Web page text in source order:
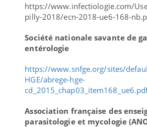
https://www.infectiologie.com/
pilly-2018/ecn-2018-ue6-168-
Société nationale savante de
entérologie
https://www.snfge.org/sites/
HGE/abrege-hge-
Association française des
parasitologie et mycologie